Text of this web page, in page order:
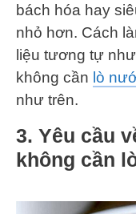
bách hóa hay
nhỏ hơn. Cách
liệu tương tự
không cần lò
như trên.
3. Yêu cầu
không cần